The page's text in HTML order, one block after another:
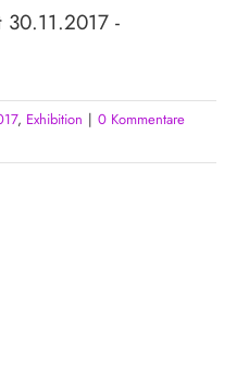
30.11.2017 -
, Exhibition | 0 Kommentare